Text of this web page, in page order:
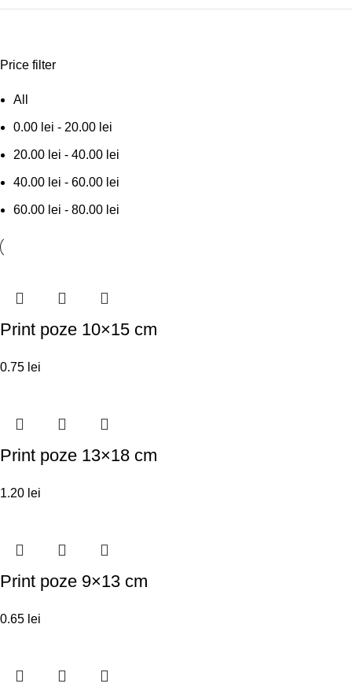
Price filter
All
0.00 lei - 20.00 lei
20.00 lei - 40.00 lei
40.00 lei - 60.00 lei
60.00 lei - 80.00 lei
Print poze 10×15 cm
0.75 lei
Print poze 13×18 cm
1.20 lei
Print poze 9×13 cm
0.65 lei